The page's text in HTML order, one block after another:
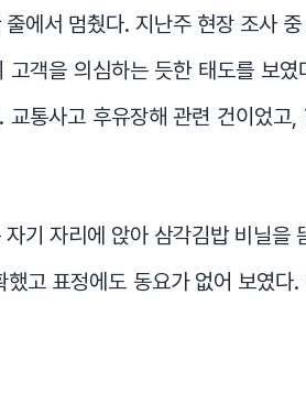
에서 멈췄다. 지난주 현장 조사
객을 의심하는 듯한 태도를 보였
교통사고 후유장해 관련 건이었고
기 자리에 앉아 삼각김밥 비닐을
고 표정에도 동요가 없어 보였다